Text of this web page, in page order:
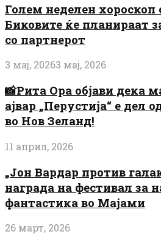
Голем неделен хороскоп
Биковите ќе планираат
со партнерот
3 мај, 20263 мај, 2026
📸Рита Ора објави дека
ајвар „Перустија“ е дел
во Нов Зеланд!
11 април, 2026
„Јон Вардар против
награда на фестивал за
фантастика во Мајами
26 март, 2026